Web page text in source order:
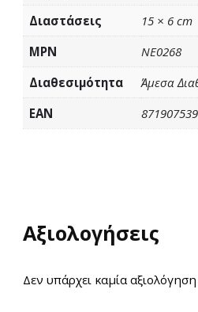
Διαστάσεις
15 × 6 cm
MPN
NE0268
Διαθεσιμότητα
Άμεσα
EAN
Αξιολογήσεις
Δεν υπάρχει καμία